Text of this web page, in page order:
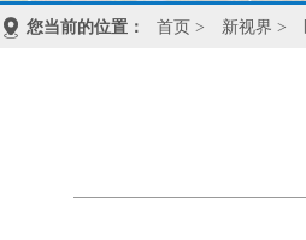
您当前的位置： 首页 > 新视界 >